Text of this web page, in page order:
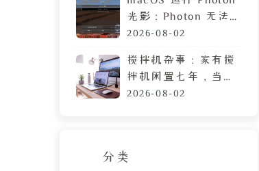
光影：Photon 无法
运行？可能需要这篇
2026-08-02
搅拌机杂事：家有搅
拌机闲置七年，当心
霉菌毒素混进包子馅
2026-08-02
分类